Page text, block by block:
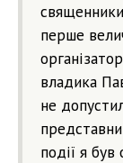
перше
владика
не
події я